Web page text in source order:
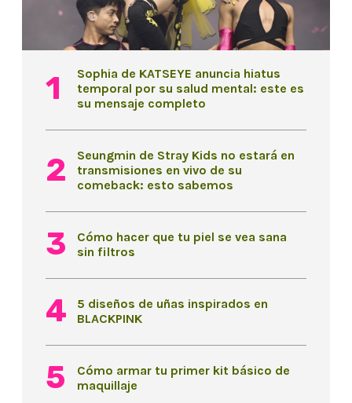
Sophia de KATSEYE anuncia hiatus
temporal por su salud mental: este es
su mensaje completo
Seungmin de Stray Kids no estará en
transmisiones en vivo de su
comeback: esto sabemos
Cómo hacer que tu piel se vea sana
sin filtros
5 diseños de uñas inspirados en
BLACKPINK
Cómo armar tu primer kit básico de
maquillaje